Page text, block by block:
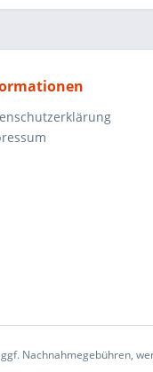
Nachnahmegebühren,